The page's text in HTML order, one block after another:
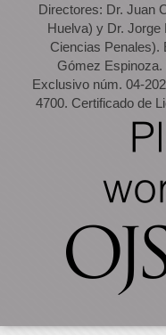
Directores: Dr. Juan
Huelva) y Dr. Jorge
Ciencias Penales).
Gómez
Exclusivo núm. 04-
4700. Certificado de